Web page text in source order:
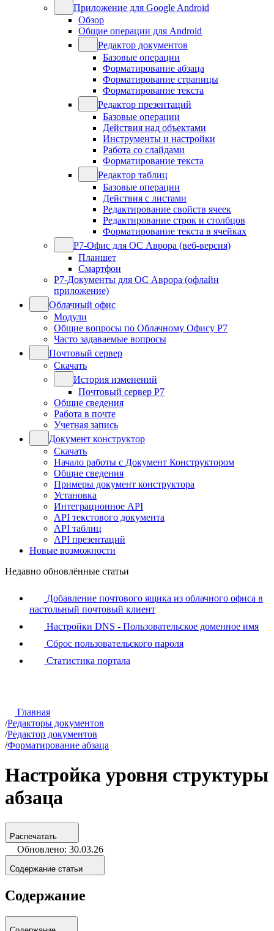
Приложение для Google Android
Обзор
Общие операции для Android
Редактор документов
Базовые операции
Форматирование абзаца
Форматирование страницы
Форматирование текста
Редактор презентаций
Базовые операции
Действия над объектами
Инструменты и настройки
Работа со слайдами
Форматирование текста
Редактор таблиц
Базовые операции
Действия с листами
Редактирование свойств ячеек
Редактирование строк и столбцов
Форматирование текста в ячейках
Р7-Офис для ОС Аврора (веб-версия)
Планшет
Смартфон
Р7-Документы для ОС Аврора (офлайн
приложение)
Облачный офис
Модули
Общие вопросы по Облачному Офису Р7
Часто задаваемые вопросы
Почтовый сервер
Скачать
История изменений
Почтовый сервер Р7
Общие сведения
Работа в почте
Учетная запись
Документ конструктор
Скачать
Начало работы с Документ Конструктором
Общие сведения
Примеры документ конструктора
Установка
Интеграционное API
API текстового документа
API таблиц
API презентаций
Новые возможности
Недавно обновлённые статьи
Добавление почтового ящика из облачного офиса в
настольный почтовый клиент
Настройки DNS - Пользовательское доменное имя
Сброс пользовательского пароля
Статистика портала
Главная
/Редакторы документов
/Редактор документов
/Форматирование абзаца
Настройка уровня структуры
абзаца
Распечатать
Обновлено: 30.03.26
Содержание статьи
Содержание